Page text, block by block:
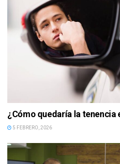
¿Cómo quedaría la tenencia
5 FEBRERO, 2026